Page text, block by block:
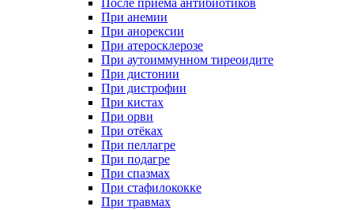
После приёма антибиотиков
При анемии
При анорексии
При атеросклерозе
При аутоиммунном тиреоидите
При дистонии
При дистрофии
При кистах
При орви
При отёках
При пеллагре
При подагре
При спазмах
При стафилококке
При травмах